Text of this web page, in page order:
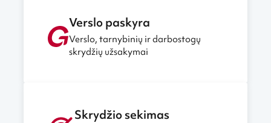
Verslo paskyra
Verslo, tarnybinių ir darbostogų
skrydžių užsakymai
Skrydžio sekimas